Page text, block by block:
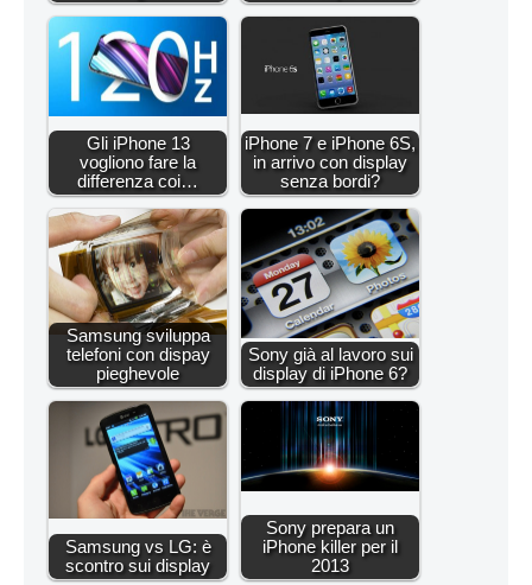
Gli iPhone 13
vogliono fare la
differenza coi…
iPhone 7 e iPhone 6S,
in arrivo con display
senza bordi?
Samsung sviluppa
telefoni con dispay
pieghevole
Sony già al lavoro sui
display di iPhone 6?
Samsung vs LG: è
scontro sui display
Sony prepara un
iPhone killer per il
2013